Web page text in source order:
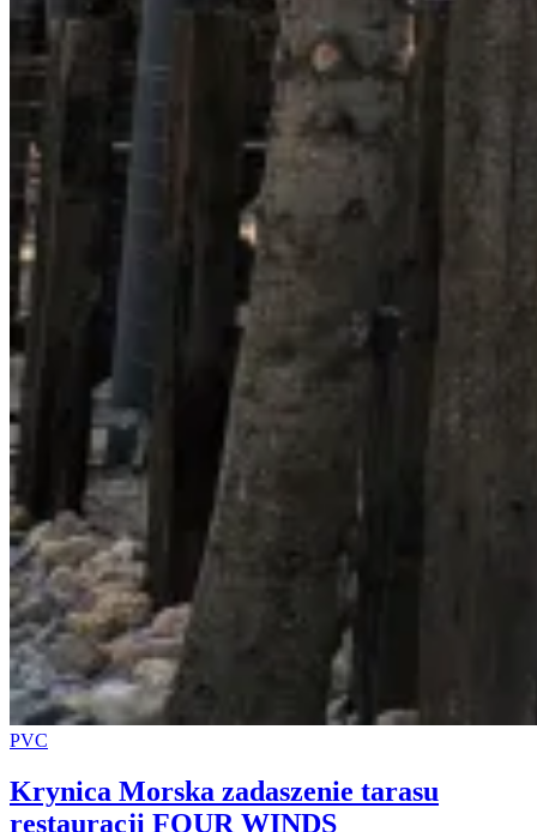
PVC
Krynica Morska zadaszenie tarasu
restauracji FOUR WINDS